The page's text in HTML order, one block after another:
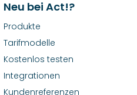
Neu bei Act!?
Produkte
Tarifmodelle
Kostenlos testen
Integrationen
Kundenreferenzen